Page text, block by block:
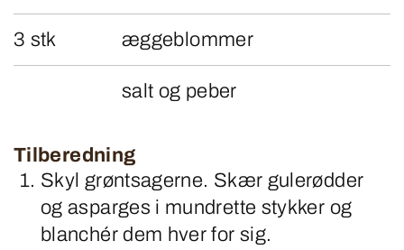
3 stk æggeblommer
salt og peber
Tilberedning
Skyl grøntsagerne. Skær gulerødder
og asparges i mundrette stykker og
blanchér dem hver for sig.